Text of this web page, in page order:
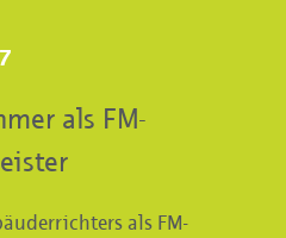
als FM-
als FM-